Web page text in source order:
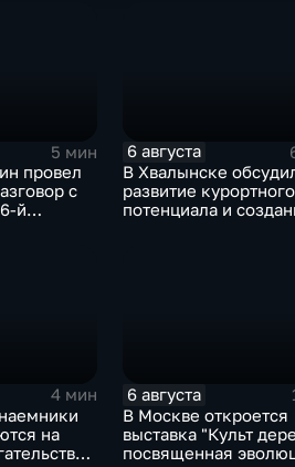
5 мин
провел
с
й
6 августа
В Хвалынске
развитие курортного
потенциала и
4 мин
на
6 августа
В Москве откроется
выставка "Культ
посвященная